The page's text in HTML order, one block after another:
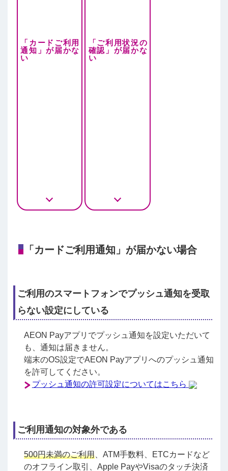
「カードご利用
通知」が届かな
い
「ご利用状況の
確認」が届かな
い
「カードご利用通知」が届かない場合
ご利用のスマートフォンでプッシュ通知を受取
らない設定にしている
AEON Payアプリでプッシュ通知を設定いただいて
も、通知は届きません。
端末のOS設定でAEON Payアプリへのプッシュ通知
を許可してください。
プッシュ通知の許可設定についてはこちら
ご利用通知の対象外である
500円未満のご利用、ATM手数料、ETCカードなど
のオフライン取引、Apple PayやVisaのタッチ決済